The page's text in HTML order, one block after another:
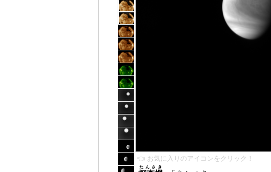
👈 お気に入りのアイコンをクリック！
たんさき